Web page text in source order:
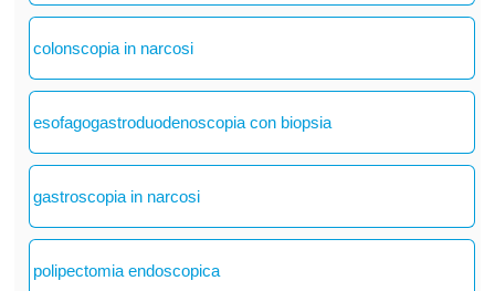
colonscopia in narcosi
esofagogastroduodenoscopia con biopsia
gastroscopia in narcosi
polipectomia endoscopica